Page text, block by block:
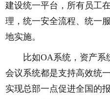
建设统一平台，所有员工
理，统一安全流程、统一
地实施。
比如OA系统，资产系
会议系统都是支持高效统
实现总部一点促进全国的